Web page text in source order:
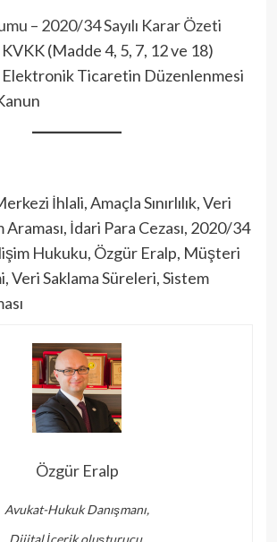
– 2020/34 Sayılı Karar Özeti
KVKK (Madde 4, 5, 7, 12 ve 18)
Elektronik Ticaretin Düzenlenmesi
İhlali, Amaçla Sınırlılık, Veri
Araması, İdari Para Cezası, 2020/34
Hukuku, Özgür Eralp, Müşteri
Veri Saklama Süreleri, Sistem
Özgür Eralp
Avukat-Hukuk Danışmanı,
Dijital İçerik oluşturucu,